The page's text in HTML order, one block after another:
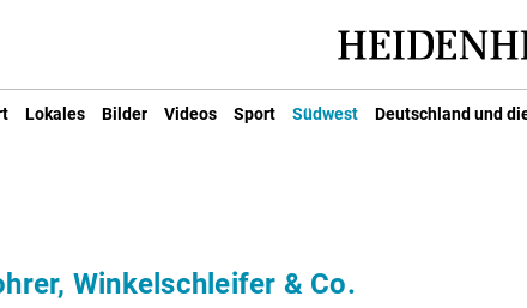
Lokales Bilder Videos Sport Südwest Deutschland und
Winkelschleifer & Co.